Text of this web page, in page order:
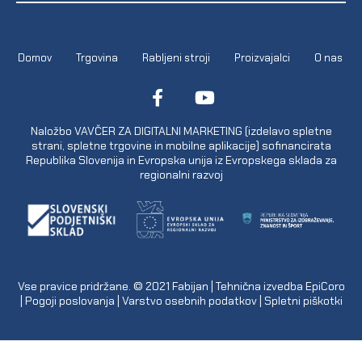
Domov Trgovina Rabljeni stroji Proizvajalci O nas
Naložbo VAVČER ZA DIGITALNI MARKETING (izdelavo spletne
strani, spletne trgovine in mobilne aplikacije) sofinancirata
Republika Slovenija in Evropska unija iz Evropskega sklada za
regionalni razvoj
Vse pravice pridržane. © 2021 Fabijan | Tehnična izvedba EpiCoro
Pogoji poslovanja Varstvo osebnih podatkov| Spletni piškotki